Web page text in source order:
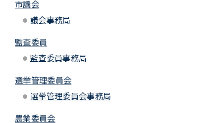
市議会
議会事務局
監査委員
監査委員事務局
選挙管理委員会
選挙管理委員会事務局
農業委員会